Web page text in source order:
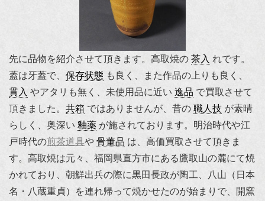
先に品物を紹介させて頂きます。高取焼の 茶入 れです。
蓋は牙蓋で、 保存状態 も良く、また作品の上りも良く、
貫入 やアタリも無く、未使用品に近い 逸品 で買取させて
頂きました。 共箱 ではありませんが、昔の 職人技 が素晴
らしく、奥深い 釉薬 が施されております。明治時代や江
戸時代の煎茶道具や 骨董品 は、高価買取させて頂きま
す。高取焼は元々、福岡県直方市にある鷹取山の麓にて焼
かれており、朝鮮出兵の際に黒田長政が陶工、八山（日本
名・八蔵重貞）を連れ帰って焼かせたのが始まりで、開窯